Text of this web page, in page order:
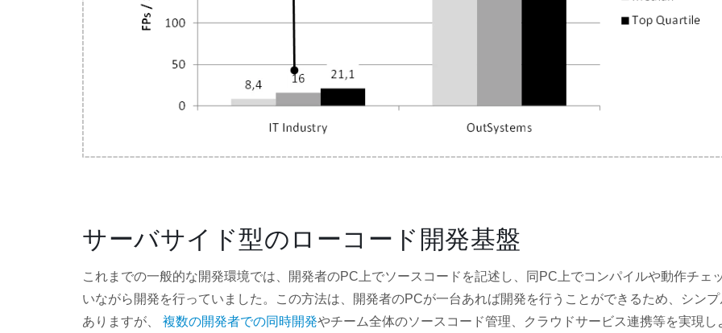
サーバサイド型のローコード開発基盤
これまでの一般的な開発環境では、開発者のPC上でソースコードを記述し、同PC上でコンパイルや動作チェ
いながら開発を行っていました。この方法は、開発者のPCが一台あれば開発を行うことができるため、シンプ
ありますが、 複数の開発者での同時開発やチーム全体のソースコード管理、クラウドサービス連携等を実現し